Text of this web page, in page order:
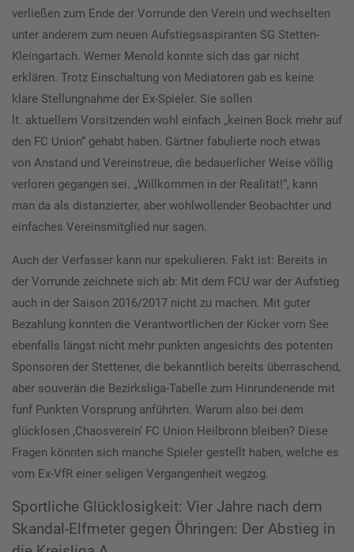
verließen zum Ende der Vorrunde den Verein und wechselten
unter anderem zum neuen Aufstiegsaspiranten SG Stetten-
Kleingartach. Werner Menold konnte sich das gar nicht
erklären. Trotz Einschaltung von Mediatoren gab es keine
klare Stellungnahme der Ex-Spieler. Sie sollen
lt. aktuellem Vorsitzenden wohl einfach „keinen Bock mehr auf
den FC Union“ gehabt haben. Gärtner fabulierte noch etwas
von Anstand und Vereinstreue, die bedauerlicher Weise völlig
verloren gegangen sei. „Willkommen in der Realität!“, kann
man da als distanzierter, aber wohlwollender Beobachter und
einfaches Vereinsmitglied nur sagen.
Auch der Verfasser kann nur spekulieren. Fakt ist: Bereits in
der Vorrunde zeichnete sich ab: Mit dem FCU war der Aufstieg
auch in der Saison 2016/2017 nicht zu machen. Mit guter
Bezahlung konnten die Verantwortlichen der Kicker vom See
ebenfalls längst nicht mehr punkten angesichts des potenten
Sponsoren der Stettener, die bekanntlich bereits überraschend,
aber souverän die Bezirksliga-Tabelle zum Hinrundenende mit
funf Punkten Vorsprung anführten. Warum also bei dem
glücklosen ‚Chaosverein‘ FC Union Heilbronn bleiben? Diese
Fragen könnten sich manche Spieler gestellt haben, welche es
vom Ex-VfR einer seligen Vergangenheit wegzog.
Sportliche Glücklosigkeit: Vier Jahre nach dem
Skandal-Elfmeter gegen Öhringen: Der Abstieg in